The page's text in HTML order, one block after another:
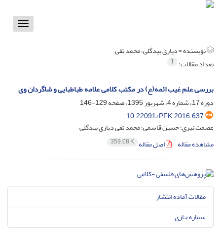
Toggle
نویسنده =دیاری بیدگلی، محمد تقی
تعداد مقالات: 1
بررسی علم غیب ائمه(ع) در مکتب کلامی علامه طباطبایی و شاگردان وی
دوره 17، شماره 4، شهریور 1395، صفحه
129-146
10.22091/PFK.2016.637
عصمت نیری؛ حسین قاسمی؛ محمد تقی دیاری بیدگلی
مشاهده مقاله
اصل مقاله 359.08 K
مقالات آماده انتشار
شماره جاری